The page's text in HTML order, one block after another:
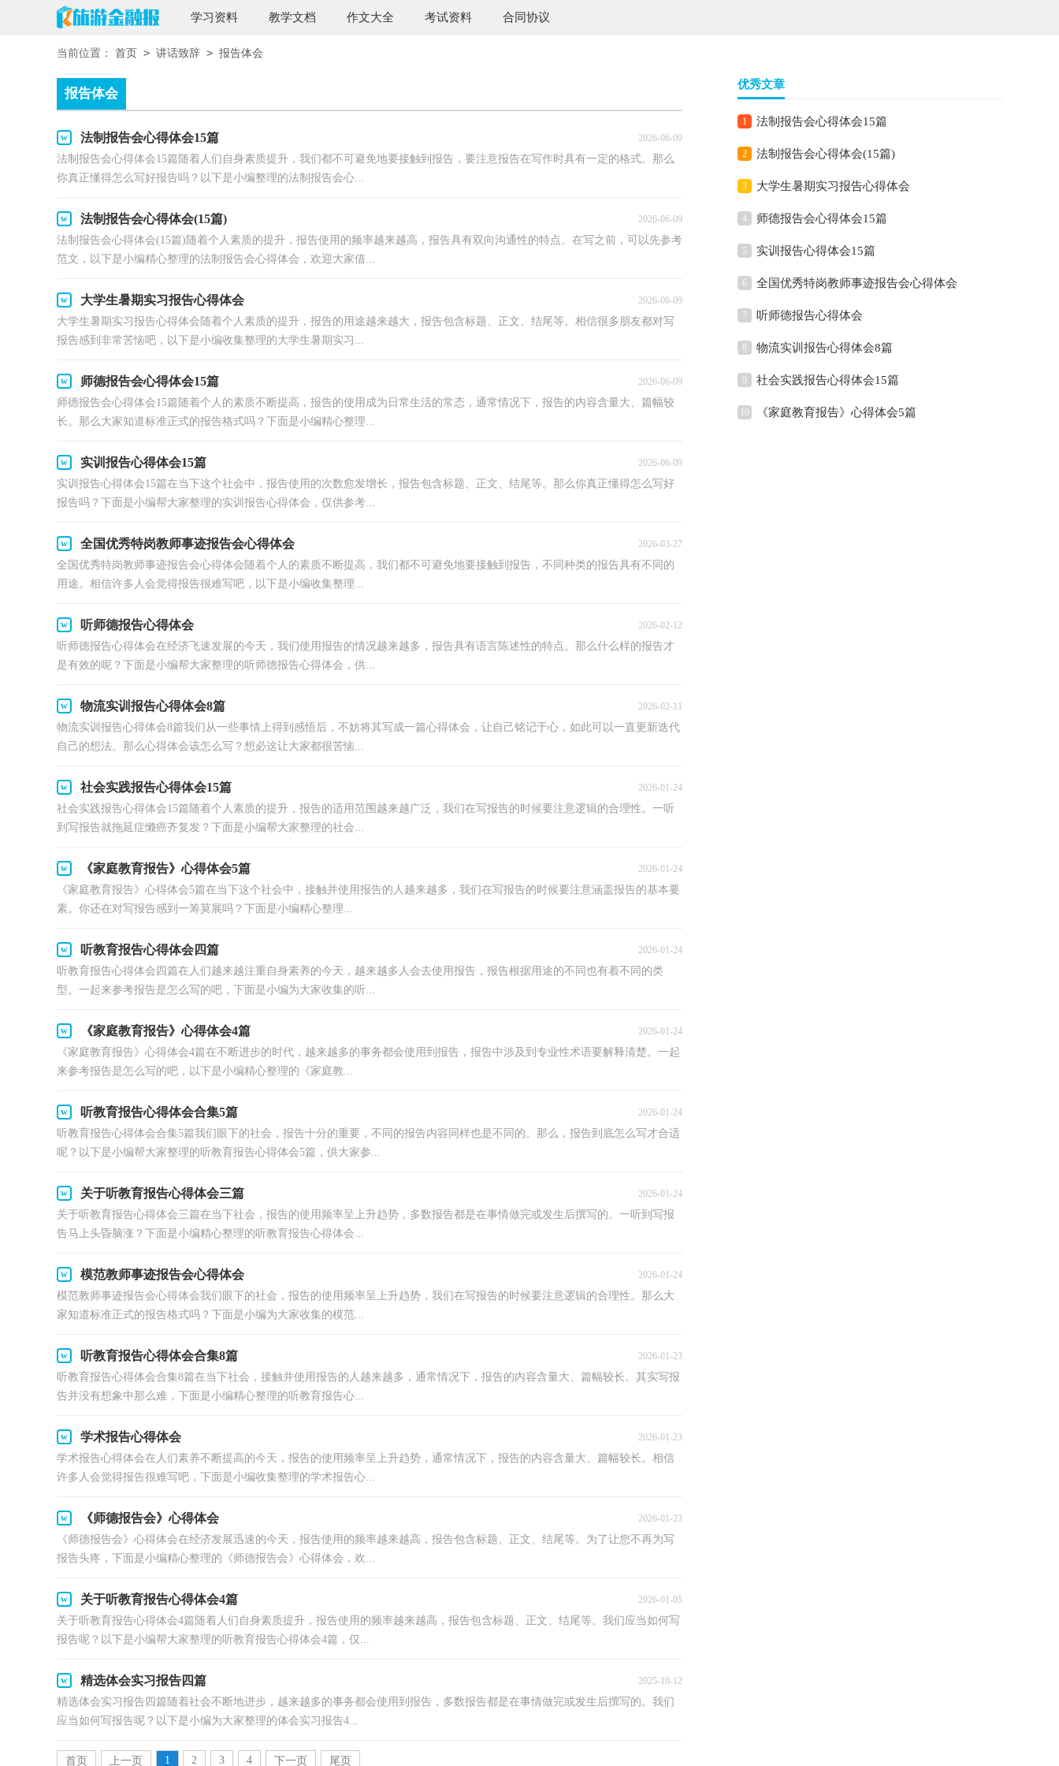
学习资料 教学文档 作文大全 考试资料 合同协议
当前位置： 首页 > 讲话致辞 > 报告体会
报告体会
法制报告会心得体会15篇 2026-06-09
法制报告会心得体会15篇随着人们自身素质提升，我们都不可避免地要接触到报告，要注意报告在写作时具有一定的格式。那么
你真正懂得怎么写好报告吗？以下是小编整理的法制报告会心...
法制报告会心得体会(15篇) 2026-06-09
法制报告会心得体会(15篇)随着个人素质的提升，报告使用的频率越来越高，报告具有双向沟通性的特点。在写之前，可以先参考
范文，以下是小编精心整理的法制报告会心得体会，欢迎大家借...
大学生暑期实习报告心得体会 2026-06-09
大学生暑期实习报告心得体会随着个人素质的提升，报告的用途越来越大，报告包含标题、正文、结尾等。相信很多朋友都对写
报告感到非常苦恼吧，以下是小编收集整理的大学生暑期实习...
师德报告会心得体会15篇 2026-06-09
师德报告会心得体会15篇随着个人的素质不断提高，报告的使用成为日常生活的常态，通常情况下，报告的内容含量大、篇幅较
长。那么大家知道标准正式的报告格式吗？下面是小编精心整理...
实训报告心得体会15篇 2026-06-09
实训报告心得体会15篇在当下这个社会中，报告使用的次数愈发增长，报告包含标题、正文、结尾等。那么你真正懂得怎么写好
报告吗？下面是小编帮大家整理的实训报告心得体会，仅供参考...
全国优秀特岗教师事迹报告会心得体会 2026-03-27
全国优秀特岗教师事迹报告会心得体会随着个人的素质不断提高，我们都不可避免地要接触到报告，不同种类的报告具有不同的
用途。相信许多人会觉得报告很难写吧，以下是小编收集整理...
听师德报告心得体会 2026-02-12
听师德报告心得体会在经济飞速发展的今天，我们使用报告的情况越来越多，报告具有语言陈述性的特点。那么什么样的报告才
是有效的呢？下面是小编帮大家整理的听师德报告心得体会，供...
物流实训报告心得体会8篇 2026-02-11
物流实训报告心得体会8篇我们从一些事情上得到感悟后，不妨将其写成一篇心得体会，让自己铭记于心，如此可以一直更新迭代
自己的想法。那么心得体会该怎么写？想必这让大家都很苦恼...
社会实践报告心得体会15篇 2026-01-24
社会实践报告心得体会15篇随着个人素质的提升，报告的适用范围越来越广泛，我们在写报告的时候要注意逻辑的合理性。一听
到写报告就拖延症懒癌齐复发？下面是小编帮大家整理的社会...
《家庭教育报告》心得体会5篇 2026-01-24
《家庭教育报告》心得体会5篇在当下这个社会中，接触并使用报告的人越来越多，我们在写报告的时候要注意涵盖报告的基本要
素。你还在对写报告感到一筹莫展吗？下面是小编精心整理...
听教育报告心得体会四篇 2026-01-24
听教育报告心得体会四篇在人们越来越注重自身素养的今天，越来越多人会去使用报告，报告根据用途的不同也有着不同的类
型。一起来参考报告是怎么写的吧，下面是小编为大家收集的听...
《家庭教育报告》心得体会4篇 2026-01-24
《家庭教育报告》心得体会4篇在不断进步的时代，越来越多的事务都会使用到报告，报告中涉及到专业性术语要解释清楚。一起
来参考报告是怎么写的吧，以下是小编精心整理的《家庭教...
听教育报告心得体会合集5篇 2026-01-24
听教育报告心得体会合集5篇我们眼下的社会，报告十分的重要，不同的报告内容同样也是不同的。那么，报告到底怎么写才合适
呢？以下是小编帮大家整理的听教育报告心得体会5篇，供大家参...
关于听教育报告心得体会三篇 2026-01-24
关于听教育报告心得体会三篇在当下社会，报告的使用频率呈上升趋势，多数报告都是在事情做完或发生后撰写的。一听到写报
告马上头昏脑涨？下面是小编精心整理的听教育报告心得体会...
模范教师事迹报告会心得体会 2026-01-24
模范教师事迹报告会心得体会我们眼下的社会，报告的使用频率呈上升趋势，我们在写报告的时候要注意逻辑的合理性。那么大
家知道标准正式的报告格式吗？下面是小编为大家收集的模范...
听教育报告心得体会合集8篇 2026-01-23
听教育报告心得体会合集8篇在当下社会，接触并使用报告的人越来越多，通常情况下，报告的内容含量大、篇幅较长。其实写报
告并没有想象中那么难，下面是小编精心整理的听教育报告心...
学术报告心得体会 2026-01-23
学术报告心得体会在人们素养不断提高的今天，报告的使用频率呈上升趋势，通常情况下，报告的内容含量大、篇幅较长。相信
许多人会觉得报告很难写吧，下面是小编收集整理的学术报告心...
《师德报告会》心得体会 2026-01-23
《师德报告会》心得体会在经济发展迅速的今天，报告使用的频率越来越高，报告包含标题、正文、结尾等。为了让您不再为写
报告头疼，下面是小编精心整理的《师德报告会》心得体会，欢...
关于听教育报告心得体会4篇 2026-01-05
关于听教育报告心得体会4篇随着人们自身素质提升，报告使用的频率越来越高，报告包含标题、正文、结尾等。我们应当如何写
报告呢？以下是小编帮大家整理的听教育报告心得体会4篇，仅...
精选体会实习报告四篇 2025-10-12
精选体会实习报告四篇随着社会不断地进步，越来越多的事务都会使用到报告，多数报告都是在事情做完或发生后撰写的。我们
应当如何写报告呢？以下是小编为大家整理的体会实习报告4...
首页 上一页 1 2 3 4 下一页 尾页
优秀文章
1 法制报告会心得体会15篇
2 法制报告会心得体会(15篇)
3 大学生暑期实习报告心得体会
4 师德报告会心得体会15篇
5 实训报告心得体会15篇
6 全国优秀特岗教师事迹报告会心得体会
7 听师德报告心得体会
8 物流实训报告心得体会8篇
9 社会实践报告心得体会15篇
10 《家庭教育报告》心得体会5篇